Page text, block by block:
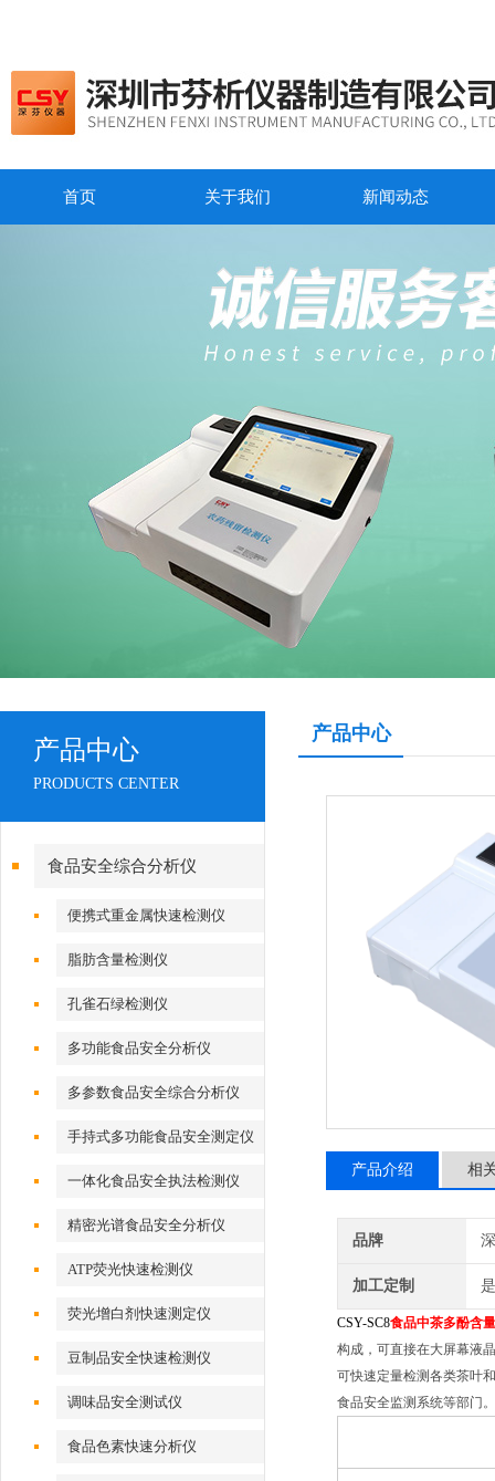
首页 关于我们 新闻动态
产品中心
PRODUCTS CENTER
食品安全综合分析仪
便携式重金属快速检测仪
脂肪含量检测仪
孔雀石绿检测仪
多功能食品安全分析仪
多参数食品安全综合分析仪
手持式多功能食品安全测定仪
一体化食品安全执法检测仪
精密光谱食品安全分析仪
ATP荧光快速检测仪
荧光增白剂快速测定仪
豆制品安全快速检测仪
调味品安全测试仪
食品色素快速分析仪
产品中心
产品介绍 相
品牌
加工定制 是
CSY-SC8食品中茶多酚含
构成，可直接在大屏幕液
可快速定量检测各类茶叶
食品安全监测系统等部门。